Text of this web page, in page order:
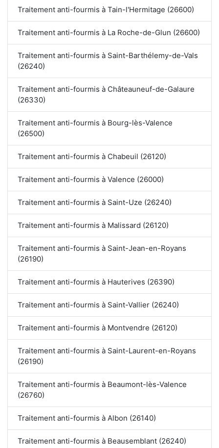
Traitement anti-fourmis à Tain-l'Hermitage (26600)
Traitement anti-fourmis à La Roche-de-Glun (26600)
Traitement anti-fourmis à Saint-Barthélemy-de-Vals
(26240)
Traitement anti-fourmis à Châteauneuf-de-Galaure
(26330)
Traitement anti-fourmis à Bourg-lès-Valence
(26500)
Traitement anti-fourmis à Chabeuil (26120)
Traitement anti-fourmis à Valence (26000)
Traitement anti-fourmis à Saint-Uze (26240)
Traitement anti-fourmis à Malissard (26120)
Traitement anti-fourmis à Saint-Jean-en-Royans
(26190)
Traitement anti-fourmis à Hauterives (26390)
Traitement anti-fourmis à Saint-Vallier (26240)
Traitement anti-fourmis à Montvendre (26120)
Traitement anti-fourmis à Saint-Laurent-en-Royans
(26190)
Traitement anti-fourmis à Beaumont-lès-Valence
(26760)
Traitement anti-fourmis à Albon (26140)
Traitement anti-fourmis à Beausemblant (26240)